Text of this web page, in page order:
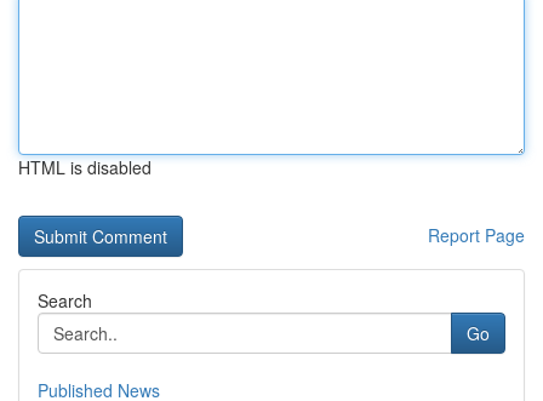
HTML is disabled
Report Page
Search
Go
Published News